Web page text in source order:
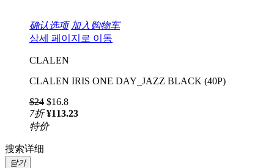
确认选项 加入购物车
상세 페이지로 이동
CLALEN
CLALEN IRIS ONE DAY_JAZZ BLACK (40P)
$24 $16.8
7折 ¥113.23
特价
搜索详细
닫기